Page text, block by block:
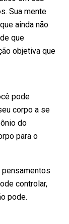
Sua mente
ainda não
que
objetiva que
pode
corpo a se
do
para o
controlar,
pode.